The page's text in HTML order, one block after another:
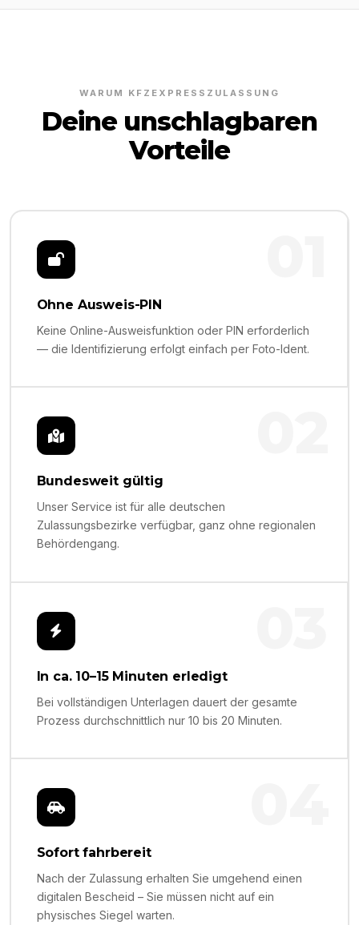
WARUM KFZEXPRESSZULASSUNG
Deine unschlagbaren
Vorteile
Ohne Ausweis-PIN
Keine Online-Ausweisfunktion oder PIN erforderlich
— die Identifizierung erfolgt einfach per Foto-Ident.
Bundesweit gültig
Unser Service ist für alle deutschen
Zulassungsbezirke verfügbar, ganz ohne regionalen
Behördengang.
In ca. 10–15 Minuten erledigt
Bei vollständigen Unterlagen dauert der gesamte
Prozess durchschnittlich nur 10 bis 20 Minuten.
Sofort fahrbereit
Nach der Zulassung erhalten Sie umgehend einen
digitalen Bescheid – Sie müssen nicht auf ein
physisches Siegel warten.